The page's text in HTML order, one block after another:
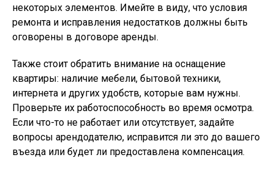
некоторых элементов. Имейте в виду, что условия
ремонта и исправления недостатков должны быть
оговорены в договоре аренды.
Также стоит обратить внимание на оснащение
квартиры: наличие мебели, бытовой техники,
интернета и других удобств, которые вам нужны.
Проверьте их работоспособность во время осмотра.
Если что-то не работает или отсутствует, задайте
вопросы арендодателю, исправится ли это до вашего
въезда или будет ли предоставлена компенсация.